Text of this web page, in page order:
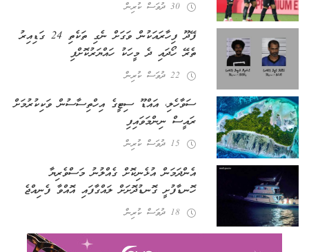
30 ދުވަސް ކުރިން
ފޭދޫ ފިހާރައަކުން ވަގަށް ނެގި ތަކެތި 24 ގަޑިއިރު
ތެރޭ ހޯދައި ދެ މީހަކު ހައްޔަރުކޮށްފި
22 ދުވަސް ކުރިން
ސަވާހެލި، އައްޑޫ ސިޓީގެ އިހްތިސާސުން ވަކިކުރުމަށް
ރައީސް ނިންމަވައިފި
15 ދުވަސް ކުރިން
އެންދަމަން އުޅެނިކޮށް ގެއްލުނު މަސްވެރިޔާ
ހޮނޑާފުށީ ގޮނޑުދޮށަށް ލައްގާފައި އޮއްވާ ފެނިއްޖެ
18 ދުވަސް ކުރިން